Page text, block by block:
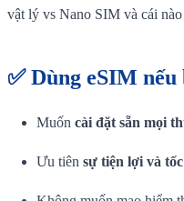
vật lý vs Nano SIM và cái
✅ Dùng eSIM nếu
Muốn cài đặt sẵn mọi
Ưu tiên sự tiện lợi và